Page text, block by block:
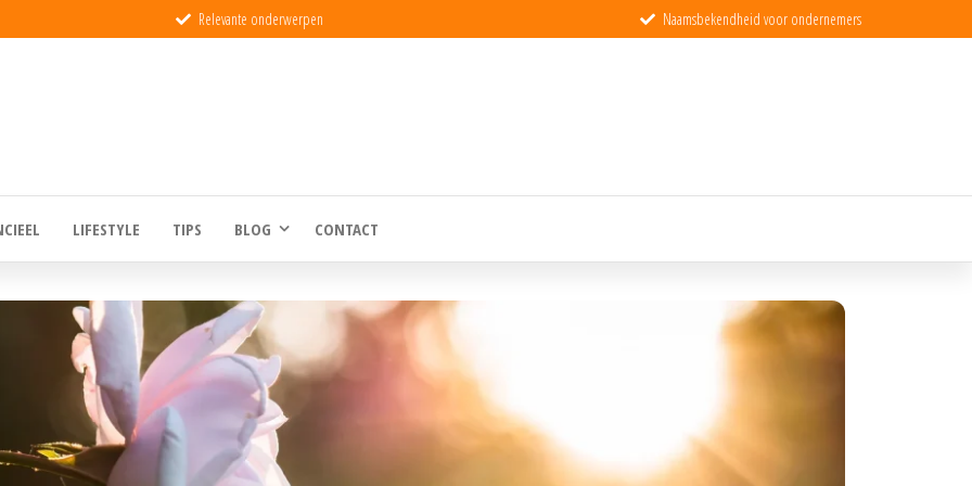
Relevante onderwerpen Naamsbekendheid voor ondernemers
LIFESTYLE TIPS BLOG CONTACT